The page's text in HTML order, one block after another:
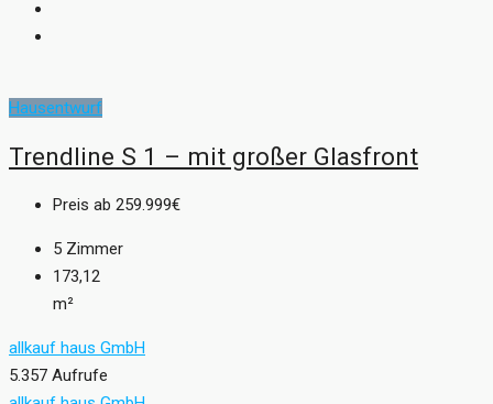
Hausentwurf
Trendline S 1 – mit großer Glasfront
Preis ab 259.999€
5 Zimmer
173,12
m²
allkauf haus GmbH
5.357 Aufrufe